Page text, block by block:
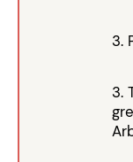
3.
3.